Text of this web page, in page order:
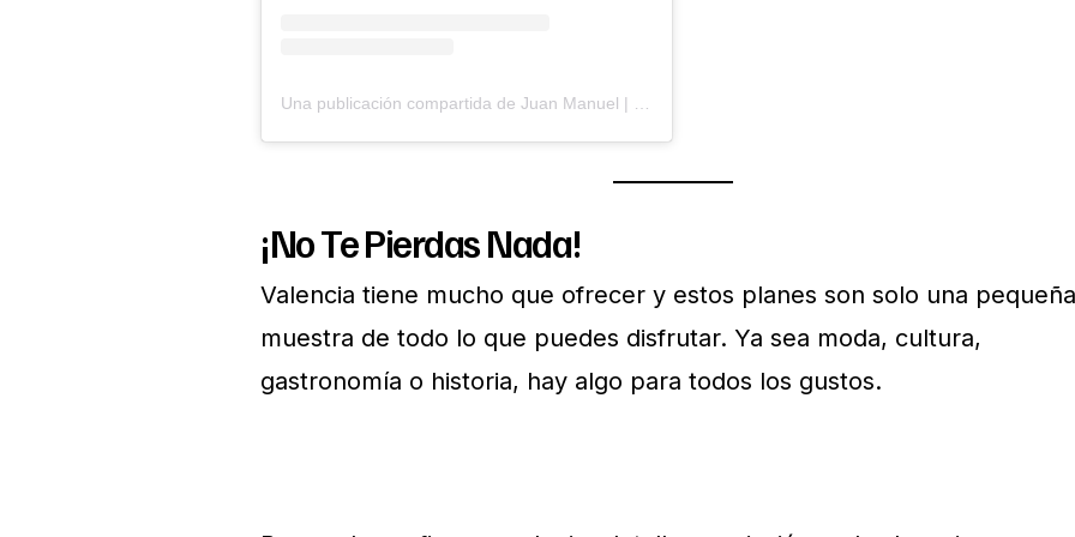
¡No Te Pierdas Nada!
Valencia tiene mucho que ofrecer y estos planes son solo una pequeña
muestra de todo lo que puedes disfrutar. Ya sea moda, cultura,
gastronomía o historia, hay algo para todos los gustos.